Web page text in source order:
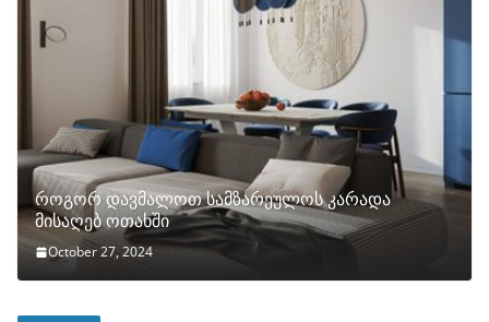
როგორ დავმალოთ სამზარეულოს კარადა
მისაღებ ოთახში
October 27, 2024